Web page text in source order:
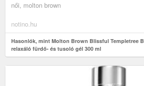
női, molton brown
notino.hu
Hasonlók, mint Molton Brown Blissful Templetree
relaxáló fürdő- és tusoló gél 300 ml